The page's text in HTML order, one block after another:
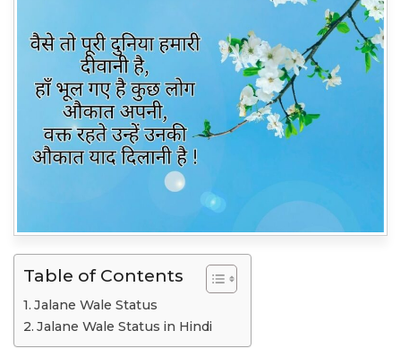
Table of Contents
Jalane Wale Status
Jalane Wale Status in Hindi